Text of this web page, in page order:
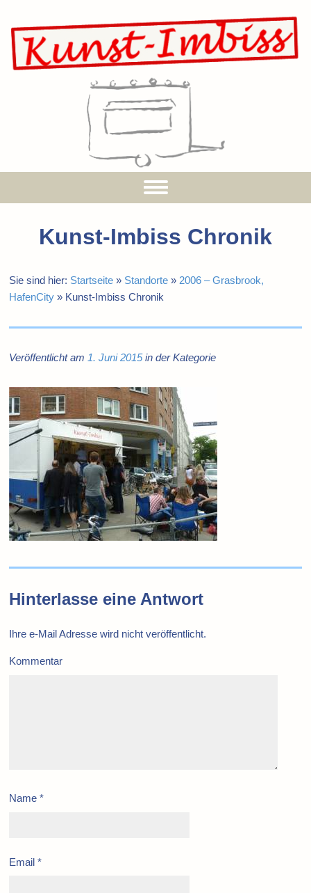
Kunst-Imbiss Chronik
Sie sind hier: Startseite » Standorte » 2006 – Grasbrook,
HafenCity » Kunst-Imbiss Chronik
Veröffentlicht am 1. Juni 2015in der Kategorie
Hinterlasse eine Antwort
Ihre e-Mail Adresse wird nicht veröffentlicht.
Kommentar
Name *
Email *